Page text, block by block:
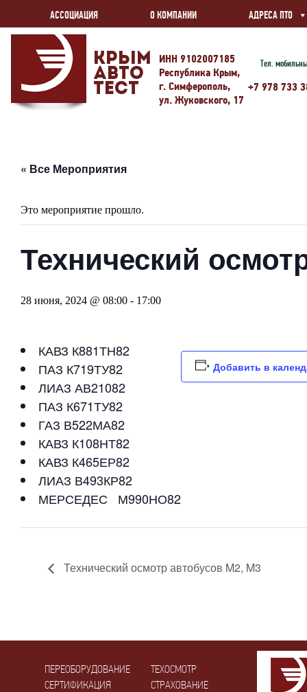
АССОЦИАЦИЯ О КОМПАНИИ АДРЕСА ПТО
Крым
Авто
Тест
ИНН 9102007185
Республика Крым,
г. Симферополь,
ул. Жуковского, 17
Тел.
+7 978 733
« Все Мероприятия
Это мероприятие прошло.
Технический
28 июня, 2024 @ 08:00 - 17:00
КАВЗ К881ТН82
ПАЗ К719ТУ82
ЛИАЗ АВ21082
ПАЗ К671ТУ82
ГАЗ В522МА82
КАВЗ К108НТ82
КАВЗ К465ЕР82
ЛИАЗ В493КР82
МЕРСЕДЕС М990НО82
Добавить в
Технический осмотр автобусов M2, M3
ПЕРЕОБОРУДОВАНИЕ
СЕРТИФИКАЦИЯ
ТЕХОСМОТР
СТРАХОВАНИЕ